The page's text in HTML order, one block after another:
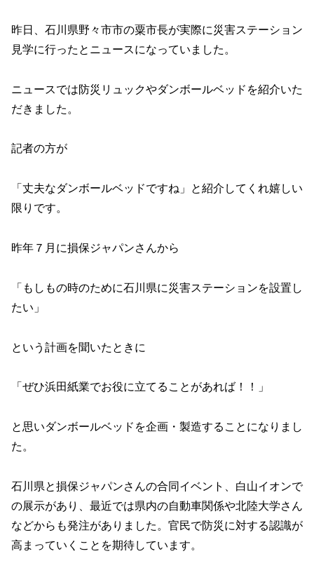
昨日、石川県野々市市の粟市長が実際に災害ステーション
見学に行ったとニュースになっていました。
ニュースでは防災リュックやダンボールベッドを紹介いた
だきました。
記者の方が
「丈夫なダンボールベッドですね」と紹介してくれ嬉しい
限りです。
昨年７月に損保ジャパンさんから
「もしもの時のために石川県に災害ステーションを設置し
たい」
という計画を聞いたときに
「ぜひ浜田紙業でお役に立てることがあれば！！」
と思いダンボールベッドを企画・製造することになりまし
た。
石川県と損保ジャパンさんの合同イベント、白山イオンで
の展示があり、最近では県内の自動車関係や北陸大学さん
などからも発注がありました。官民で防災に対する認識が
高まっていくことを期待しています。